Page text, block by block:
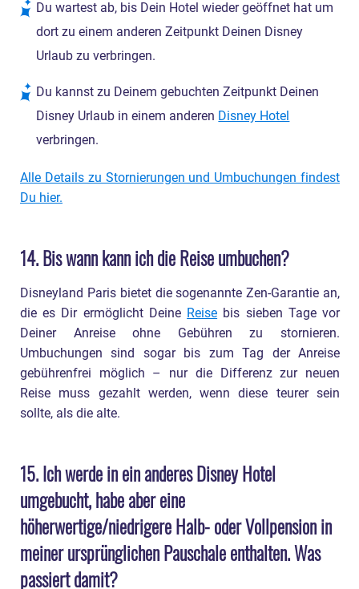
Du wartest ab, bis Dein Hotel wieder geöffnet hat um
dort zu einem anderen Zeitpunkt Deinen Disney
Urlaub zu verbringen.
Du kannst zu Deinem gebuchten Zeitpunkt Deinen
Disney Urlaub in einem anderen Disney Hotel
verbringen.
Alle Details zu Stornierungen und Umbuchungen findest
Du hier.
14. Bis wann kann ich die Reise umbuchen?
Disneyland Paris bietet die sogenannte Zen-Garantie an,
die es Dir ermöglicht Deine Reise bis sieben Tage vor
Deiner Anreise ohne Gebühren zu stornieren.
Umbuchungen sind sogar bis zum Tag der Anreise
gebührenfrei möglich – nur die Differenz zur neuen
Reise muss gezahlt werden, wenn diese teurer sein
sollte, als die alte.
15. Ich werde in ein anderes Disney Hotel
umgebucht, habe aber eine
höherwertige/niedrigere Halb- oder Vollpension in
meiner ursprünglichen Pauschale enthalten. Was
passiert damit?